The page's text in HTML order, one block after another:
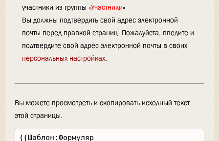
участники из группы «Участники»
Вы должны подтвердить свой адрес электронной
почты перед правкой страниц. Пожалуйста, введите и
подтвердите свой адрес электронной почты в своих
персональных настройках.
Вы можете просмотреть и скопировать исходный текст
этой страницы.